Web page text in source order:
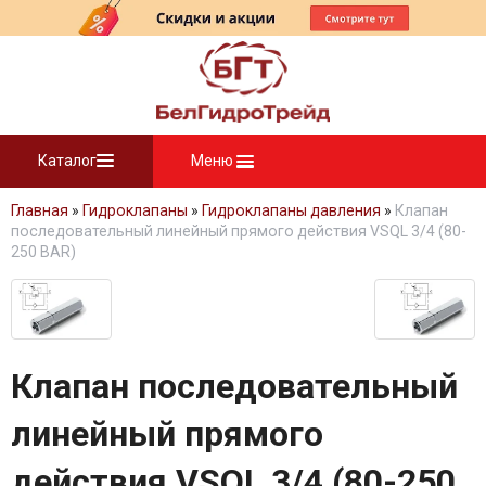
Каталог Меню
Главная » Гидроклапаны » Гидроклапаны давления » Клапан
последовательный линейный прямого действия VSQL 3/4 (80-
250 BAR)
Клапан последовательный
линейный прямого